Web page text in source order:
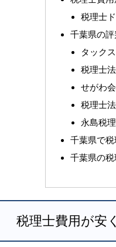
税理士
千葉県の
タック
税理士
せがわ
税理士
永島税
千葉県で
千葉県の
税理士費用が安